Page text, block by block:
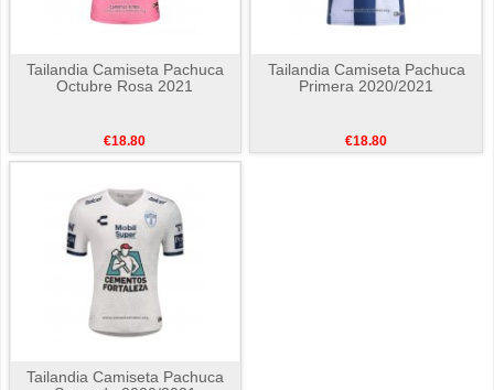
Tailandia Camiseta Pachuca
Octubre Rosa 2021
€18.80
Tailandia Camiseta Pachuca
Primera 2020/2021
€18.80
Tailandia Camiseta Pachuca